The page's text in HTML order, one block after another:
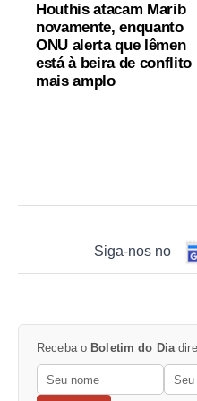
Houthis atacam Marib
novamente, enquanto
ONU alerta que Iêmen
está à beira de conflito
mais amplo
Siga-nos no
Receba o Boletim do Dia